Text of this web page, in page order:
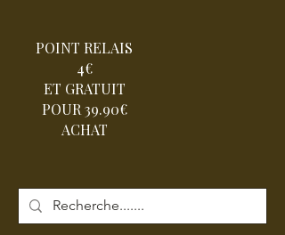
POINT RELAIS
4€
ET GRATUIT
POUR 39.90€
ACHAT